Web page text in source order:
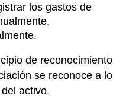
los gastos de
de reconocimiento
se reconoce a lo
activo.